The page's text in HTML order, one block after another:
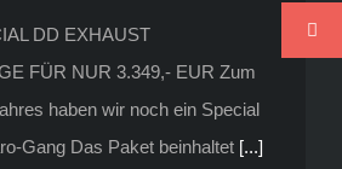
DD EXHAUST
FÜR NUR 3.349,- EUR Zum
haben wir noch ein Special
Gang Das Paket beinhaltet [...]